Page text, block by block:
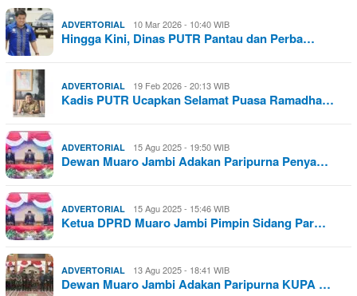
ADVERTORIAL 10 Mar 2026 - 10:40 WIB
Hingga Kini, Dinas PUTR Pantau dan Perba…
ADVERTORIAL 19 Feb 2026 - 20:13 WIB
Kadis PUTR Ucapkan Selamat Puasa Ramadha…
ADVERTORIAL 15 Agu 2025 - 19:50 WIB
Dewan Muaro Jambi Adakan Paripurna Penya…
ADVERTORIAL 15 Agu 2025 - 15:46 WIB
Ketua DPRD Muaro Jambi Pimpin Sidang Par…
ADVERTORIAL 13 Agu 2025 - 18:41 WIB
Dewan Muaro Jambi Adakan Paripurna KUPA …